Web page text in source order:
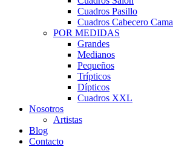
Cuadros Pasillo
Cuadros Cabecero Cama
POR MEDIDAS
Grandes
Medianos
Pequeños
Trípticos
Dípticos
Cuadros XXL
Nosotros
Artistas
Blog
Contacto